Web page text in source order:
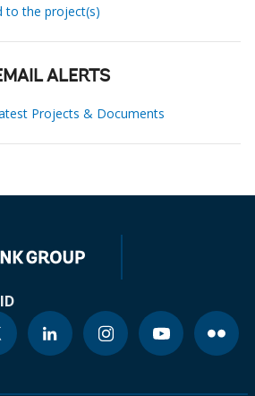
to the project(s)
ALERTS
Projects & Documents